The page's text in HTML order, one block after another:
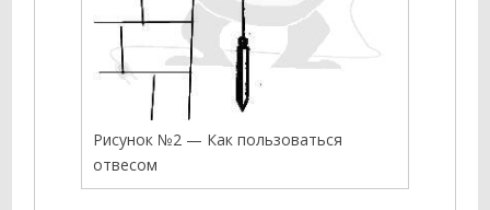
Рисунок №2 — Как пользоваться
отвесом